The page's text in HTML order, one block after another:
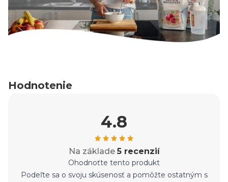
Hodnotenie
4.8
Na základe 5 recenzií
Ohodnoťte tento produkt
Podeľte sa o svoju skúsenosť a pomôžte ostatným s